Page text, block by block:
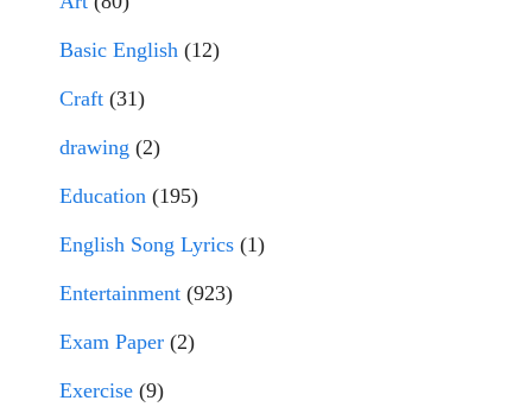
Basic English (12)
Craft (31)
drawing (2)
Education (195)
English Song Lyrics (1)
Entertainment (923)
Exam Paper (2)
Exercise (9)